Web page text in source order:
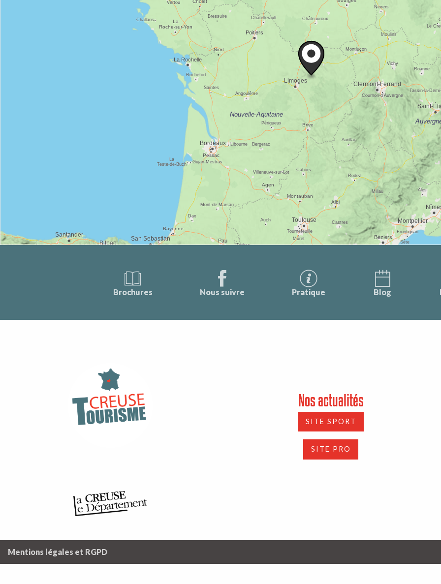
Brochures Nous suivre Pratique Blog
Nos actualités
SITE SPORT
SITE PRO
Mentions légales et RGPD